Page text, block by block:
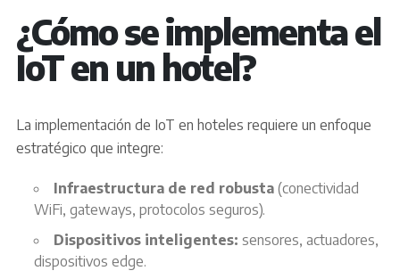
¿Cómo se implementa el
IoT en un hotel?
La implementación de IoT en hoteles requiere un enfoque
estratégico que integre:
Infraestructura de red robusta (conectividad
WiFi, gateways, protocolos seguros).
Dispositivos inteligentes: sensores, actuadores,
dispositivos edge.